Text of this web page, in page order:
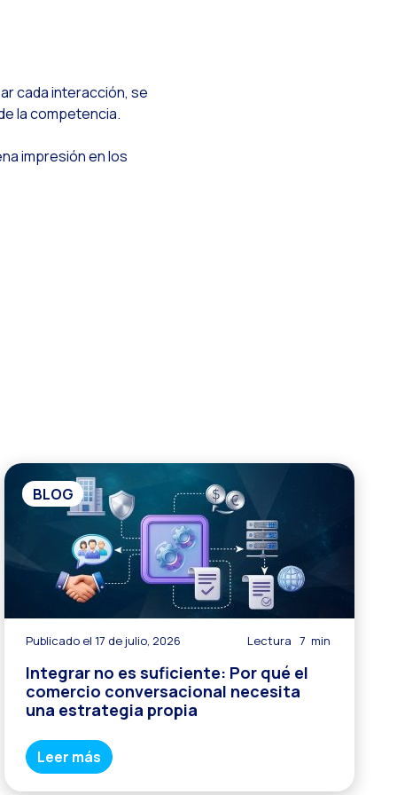
cada interacción, se
la competencia.
impresión en los
BLOG
Publicado el 17 de julio, 2026 Lectura 7 min
Integrar no es suficiente: Por qué el
comercio conversacional necesita
una estrategia propia
Leer más